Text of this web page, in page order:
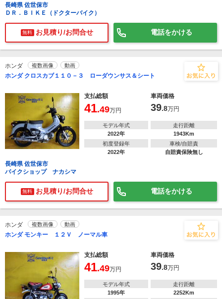
長崎県 佐世保市
ＤＲ．ＢＩＫＥ（ドクターバイク）
無料 お見積り/お問合せ 電話をかける
ホンダ 複数画像 動画
ホンダ クロスカブ１１０－３ ローダウンサス＆シート
支払総額 車両価格
41.49万円 39.8万円
モデル年式
2022年
走行距離
1943Km
初度登録年
2022年
車検/自賠責
自賠責保険無し
長崎県 佐世保市
バイクショップ ナカシマ
無料 お見積り/お問合せ 電話をかける
ホンダ 複数画像 動画
ホンダ モンキー １２Ｖ ノーマル車
支払総額 車両価格
41.49万円 39.8万円
モデル年式
1995年
走行距離
2252Km